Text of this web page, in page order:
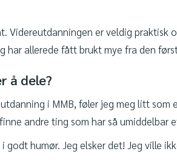
Videreutdanningen er veldig
allerede fått brukt mye fra den
å dele?
i MMB, føler jeg meg litt som
andre ting som har så umiddelbar
godt humør. Jeg elsker det! Jeg ville